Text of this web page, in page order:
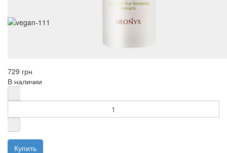
729 грн
В наличии